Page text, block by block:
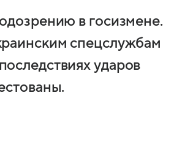
в госизмене.
спецслужбам
ударов